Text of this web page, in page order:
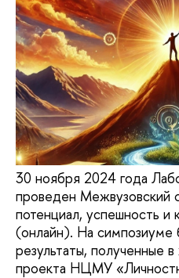
30 ноября 2024 года
проведен Межвузовский
потенциал, успешность и
(онлайн). На симпозиуме
результаты, полученные
проекта НЦМУ